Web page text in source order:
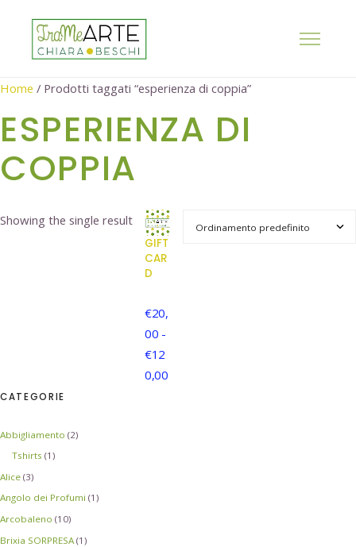
Home / Prodotti taggati “esperienza di coppia”
ESPERIENZA DI
COPPIA
Showing the single result
GIFT
CAR
D
€20,
00 -
€12
0,00
CATEGORIE
Abbigliamento (2)
Tshirts (1)
Alice (3)
Angolo dei Profumi (1)
Arcobaleno (10)
Brixia SORPRESA (1)